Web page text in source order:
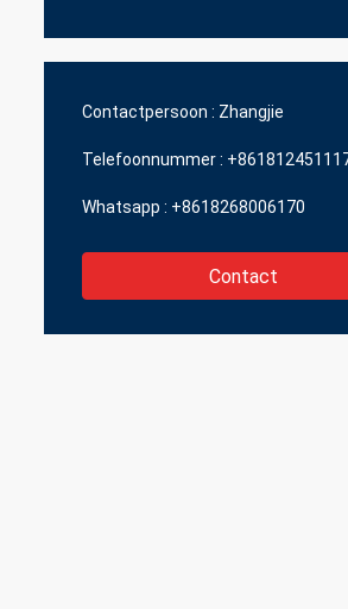
Contactpersoon : Zhangjie
Telefoonnummer :
Whatsapp : +8618268006170
Contact